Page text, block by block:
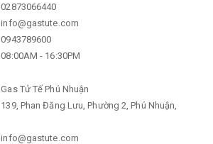
02873066440
info@gastute.com
0943789600
08:00AM - 16:30PM
Gas Tử Tế Phú Nhuận
139, Phan Đăng Lưu, Phường 2, Phú Nhuận,
info@gastute.com